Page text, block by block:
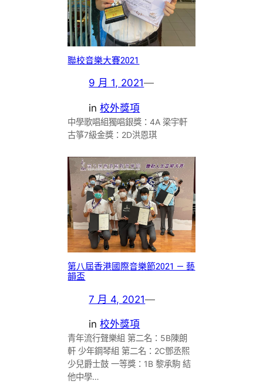
聯校音樂大賽2021
9 月 1, 2021—
in校外獎項
中學歌唱組獨唱銀獎：4A 梁宇軒
古箏7級金獎：2D洪恩琪
第八屆香港國際音樂節2021 — 藝
韻盃
7 月 4, 2021—
in校外獎項
青年流行聲樂組 第二名：5B陳朗
軒 少年鋼琴組 第二名：2C鄧丞熙
少兒爵士鼓 一等獎：1B 黎承駒 結
他中學…